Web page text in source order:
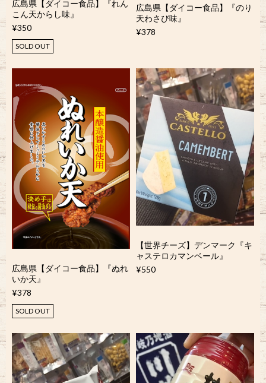
広島県【ダイコー食品】『れん
こん天からし味』
¥350
SOLD OUT
広島県【ダイコー食品】『のり
天わさび味』
¥378
広島県【ダイコー食品】『ぬれ
いか天』
¥378
SOLD OUT
【世界チーズ】デンマーク『キ
ャステロカマンベール』
¥550